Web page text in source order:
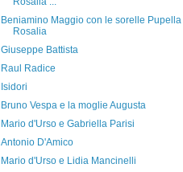
Beniamino Maggio con le sorelle Pupella
Rosalia
Giuseppe Battista
Raul Radice
Isidori
Bruno Vespa e la moglie Augusta
Mario d'Urso e Gabriella Parisi
Antonio D'Amico
Mario d'Urso e Lidia Mancinelli